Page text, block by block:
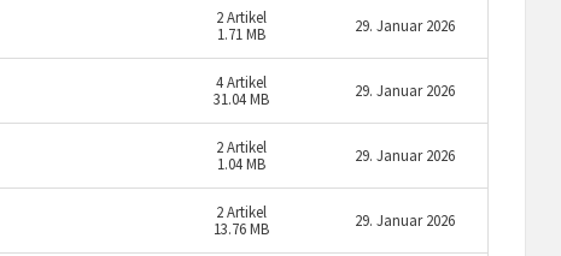
2Artikel
1.71 MB
29. Januar 2026
4Artikel
31.04 MB
29. Januar 2026
2Artikel
1.04 MB
29. Januar 2026
2Artikel
13.76 MB
29. Januar 2026